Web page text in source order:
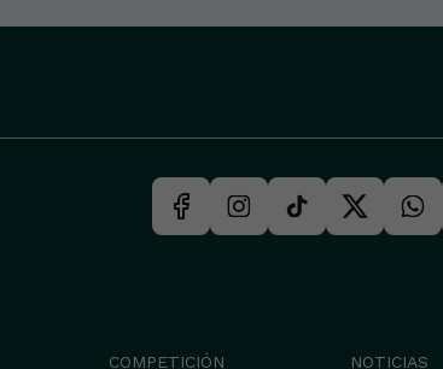
COMPETICIÓN NOTICIAS